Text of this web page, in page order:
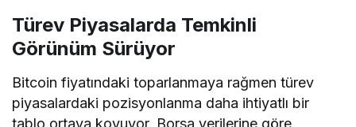
Türev Piyasalarda Temkinli
Görünüm Sürüyor
Bitcoin fiyatındaki toparlanmaya rağmen türev
piyasalardaki pozisyonlanma daha ihtiyatlı bir
tablo ortaya koyuyor. Borsa verilerine göre